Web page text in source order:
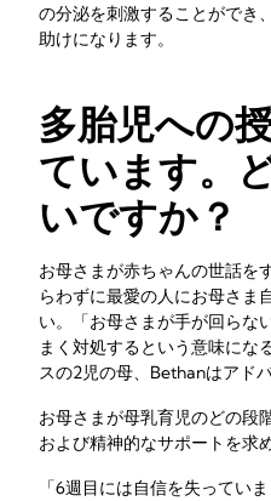
の分泌を刺激することができ
助けになります。
多胎児への
ています。
いですか？
お母さまが赤ちゃんの世話を
らわずに最愛の人にお母さま
い。「お母さまが手が回らな
まく対処するという意味にな
スの2児の母、Bethanはアド
お母さまが母乳育児のどの段
および精神的なサポートを求
「6週目には自信を失ってい